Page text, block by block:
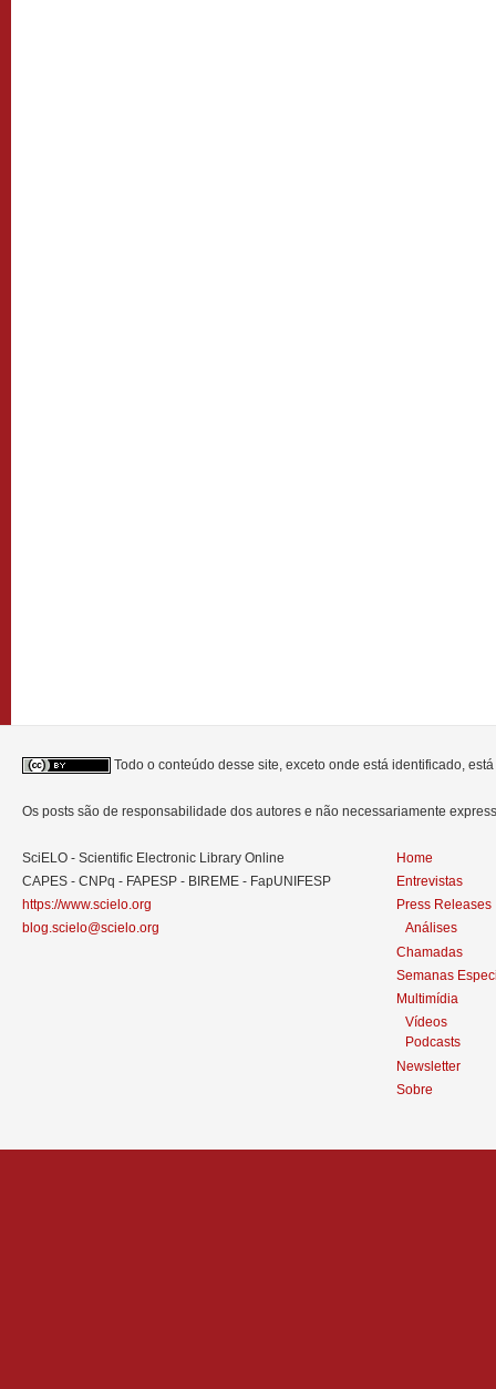
Todo o conteúdo desse site, exceto onde está identificado,
Os posts são de responsabilidade dos autores e não necessariamente
SciELO - Scientific Electronic Library Online
CAPES - CNPq - FAPESP - BIREME - FapUNIFESP
https://www.scielo.org
blog.scielo@scielo.org
Home
Entrevistas
Press Releases
Análises
Chamadas
Semanas
Multimídia
Vídeos
Podcasts
Newsletter
Sobre